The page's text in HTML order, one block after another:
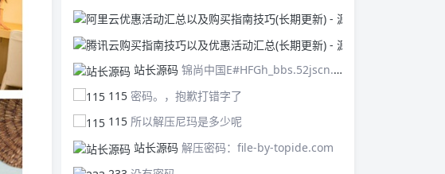
站长源码 锦尚中国E#HFGh_bbs.52jscn.comEYzhibo8
115 密码。，抱歉打错字了
115 所以解压尼玛是多少呢
站长源码 解压密码：file-by-topide.com